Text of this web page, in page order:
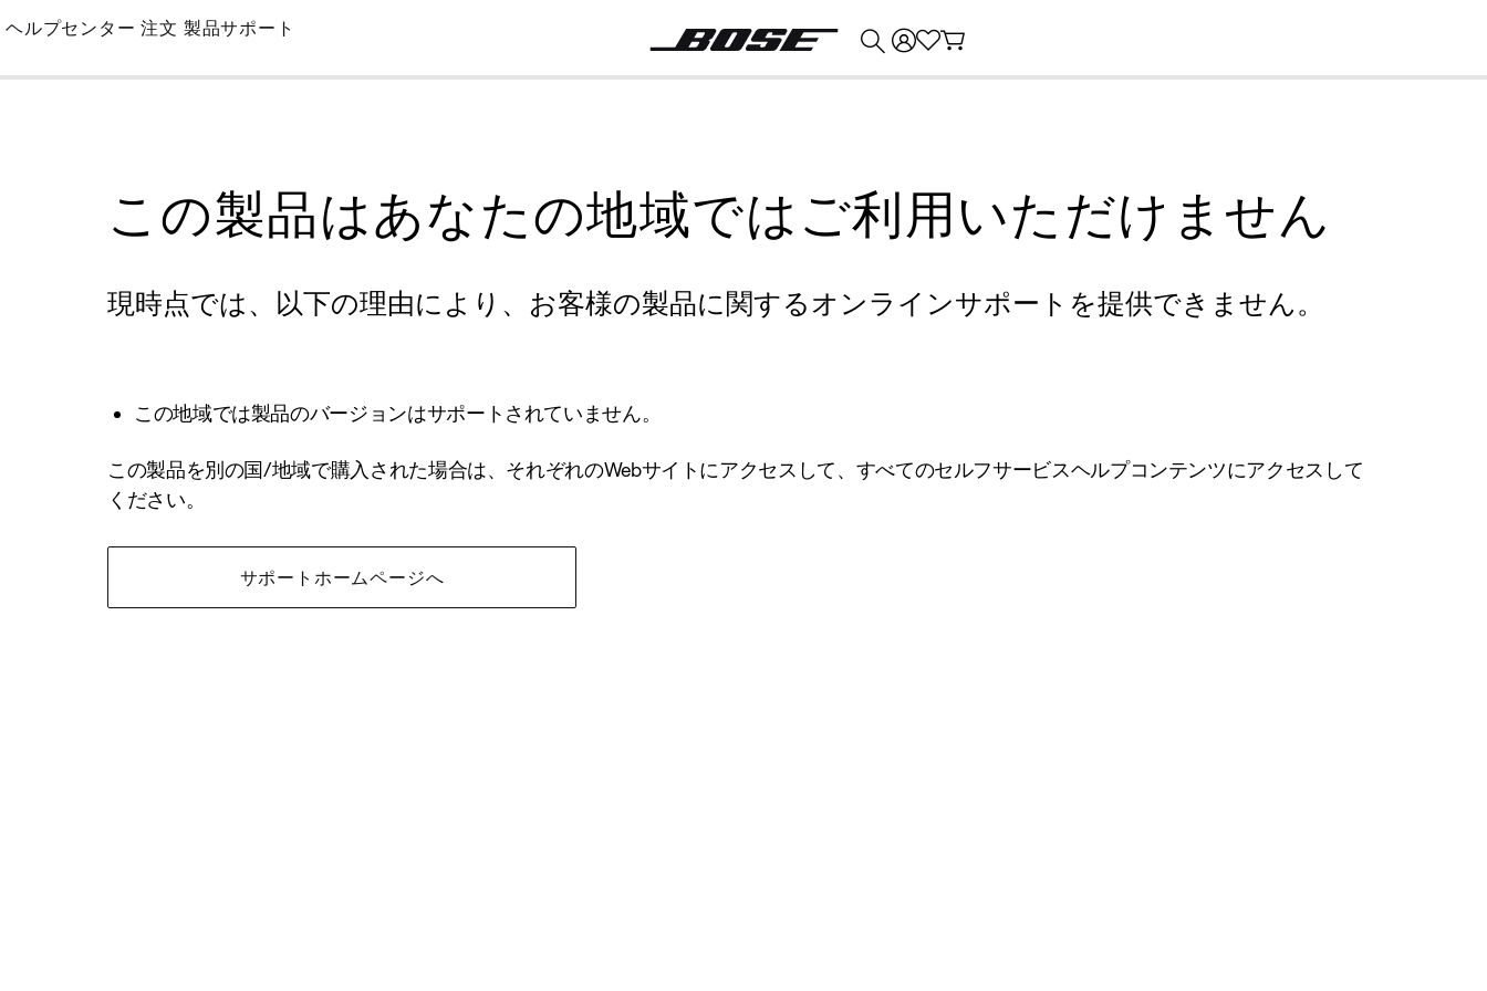
Skip
Main
ヘルプセンター 注文 製品サポート
この製品はあなたの地域ではご利用いただけません
現時点では、以下の理由により、お客様の製品に関するオンラインサポートを提供できません。
この地域では製品のバージョンはサポートされていません。
この製品を別の国/地域で購入された場合は、それぞれのWebサイトにアクセスして、すべてのセルフサービスヘルプコンテンツにアクセスして
ください。
サポートホームページへ